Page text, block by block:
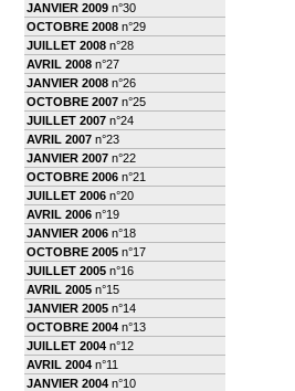
JANVIER 2009 n°30
OCTOBRE 2008 n°29
JUILLET 2008 n°28
AVRIL 2008 n°27
JANVIER 2008 n°26
OCTOBRE 2007 n°25
JUILLET 2007 n°24
AVRIL 2007 n°23
JANVIER 2007 n°22
OCTOBRE 2006 n°21
JUILLET 2006 n°20
AVRIL 2006 n°19
JANVIER 2006 n°18
OCTOBRE 2005 n°17
JUILLET 2005 n°16
AVRIL 2005 n°15
JANVIER 2005 n°14
OCTOBRE 2004 n°13
JUILLET 2004 n°12
AVRIL 2004 n°11
JANVIER 2004 n°10